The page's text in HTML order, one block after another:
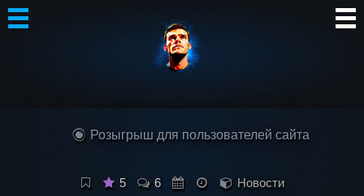
Блог
Розыгрыш для пользователей сайта
5 6 Новости